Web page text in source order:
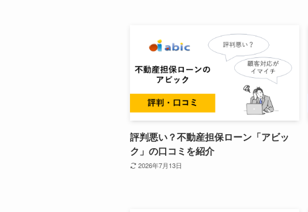
評判悪い？不動産担保ローン「アビッ
ク」の口コミを紹介
2026年7月13日